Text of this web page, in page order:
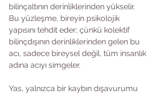
bilinçaltının derinliklerinden yükselir.
Bu yüzleşme, bireyin psikolojik
yapısını tehdit eder; çünkü kolektif
bilinçdışının derinliklerinden gelen bu
acı, sadece bireysel değil, tüm insanlık
adına acıyı simgeler.
Yas, yalnızca bir kaybın dışavurumu